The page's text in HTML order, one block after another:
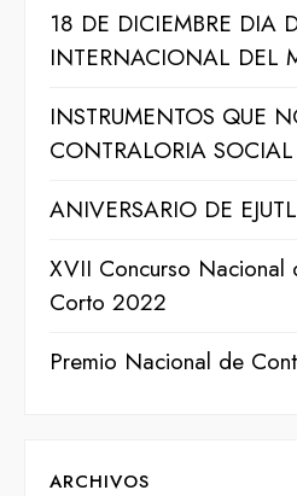
18 DE DICIEMBRE DIA
INTERNACIONAL DEL
INSTRUMENTOS QUE
CONTRALORIA SOCIAL
ANIVERSARIO DE
XVII Concurso Nacional
Corto 2022
Premio Nacional de
ARCHIVOS